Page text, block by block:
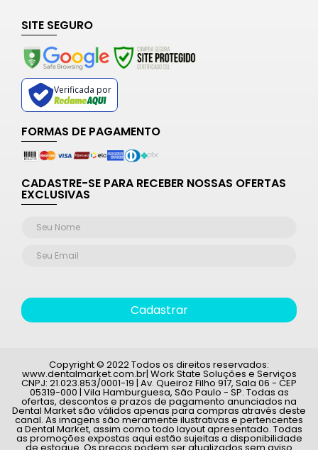
SITE SEGURO
Verificada por
FORMAS DE PAGAMENTO
CADASTRE-SE PARA RECEBER NOSSAS OFERTAS
EXCLUSIVAS
Cadastrar
Copyright © 2022 Todos os direitos reservados:
www.dentalmarket.com.br| Work State Soluções e Serviços
CNPJ: 21.023.853/0001-19 | Av. Queiroz Filho 917, Sala 06 - CEP
05319-000 | Vila Hamburguesa, São Paulo - SP. Todas as
ofertas, descontos e prazos de pagamento anunciados na
Dental Market são válidos apenas para compras através deste
canal. As imagens são meramente ilustrativas e pertencentes
a Dental Market, assim como todo layout apresentado. Todas
as promoções expostas aqui estão sujeitas a disponibilidade